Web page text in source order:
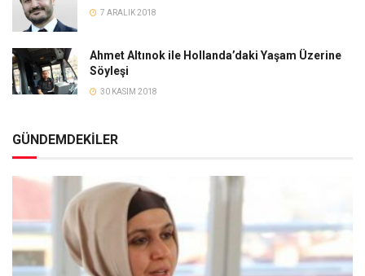
7 ARALIK 2018
Ahmet Altınok ile Hollanda’daki Yaşam Üzerine
Söyleşi
30 KASIM 2018
GÜNDEMDEKİLER